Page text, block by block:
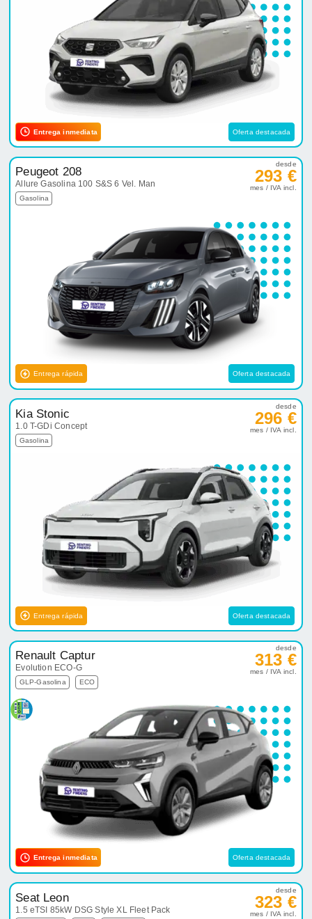
Entrega inmediata Oferta destacada
Peugeot 208
Allure Gasolina 100 S&S 6 Vel. Man
Gasolina
desde
293 €
mes / IVA incl.
Entrega rápida Oferta destacada
Kia Stonic
1.0 T-GDi Concept
Gasolina
desde
296 €
mes / IVA incl.
Entrega rápida Oferta destacada
Renault Captur
Evolution ECO-G
GLP-Gasolina ECO
desde
313 €
mes / IVA incl.
Entrega inmediata Oferta destacada
Seat Leon
1.5 eTSI 85kW DSG Style XL Fleet Pack
desde
323 €
mes / IVA incl.